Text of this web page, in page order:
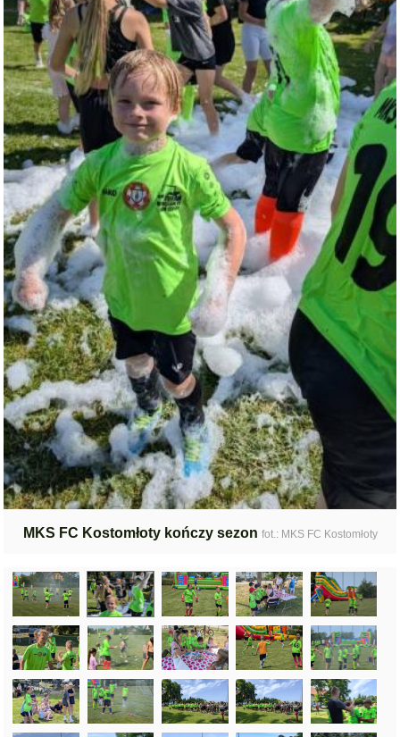
MKS FC Kostomłoty kończy sezon fot.: MKS FC Kostomłoty